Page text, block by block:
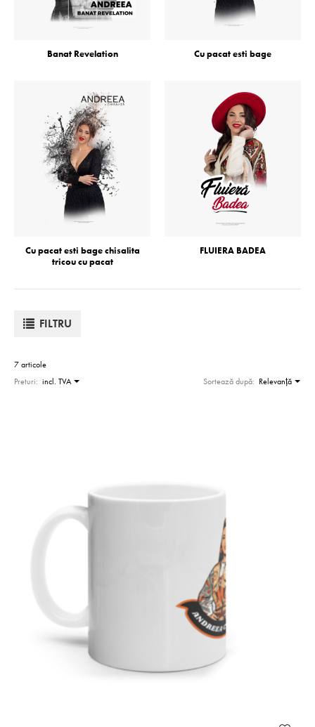
Banat Revelation Cu pacat esti bage
Cu pacat esti bage chisalita
tricou cu pacat
FLUIERA BADEA
FILTRU
7 articole
Preturi: incl. TVA Sortează după: Relevanţă